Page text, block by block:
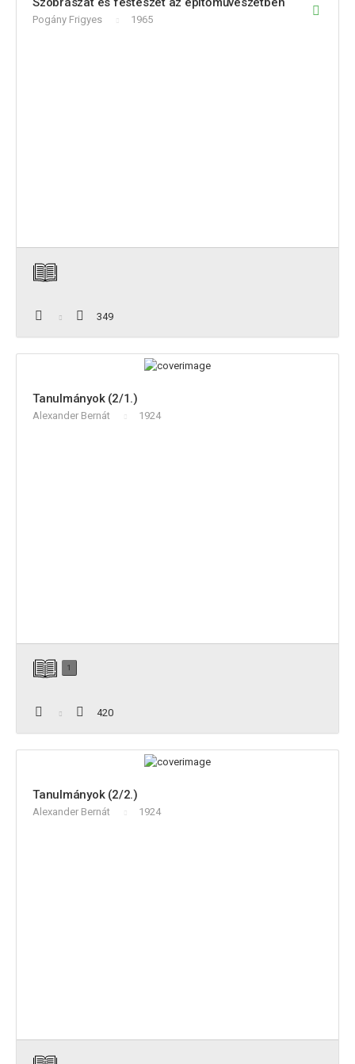
Pogány Frigyes 1965
349
Tanulmányok (2/1.)
Alexander Bernát 1924
1
420
Tanulmányok (2/2.)
Alexander Bernát 1924